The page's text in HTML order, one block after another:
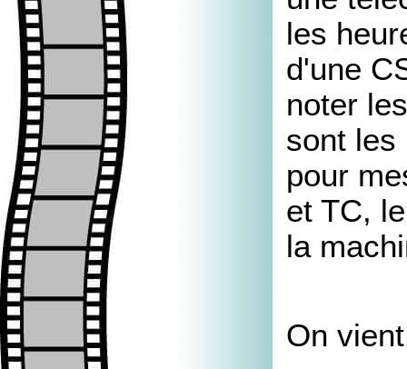
les
d'une
noter
sont les
pour
et TC,
la
On